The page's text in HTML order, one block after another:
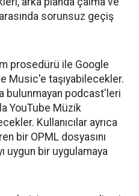
sorunsuz geçiş
prosedürü ile Google
Music'e taşıyabilecekler.
bulunmayan podcast'leri
YouTube Müzik
Kullanıcılar ayrıca
bir OPML dosyasını
uygun bir uygulamaya